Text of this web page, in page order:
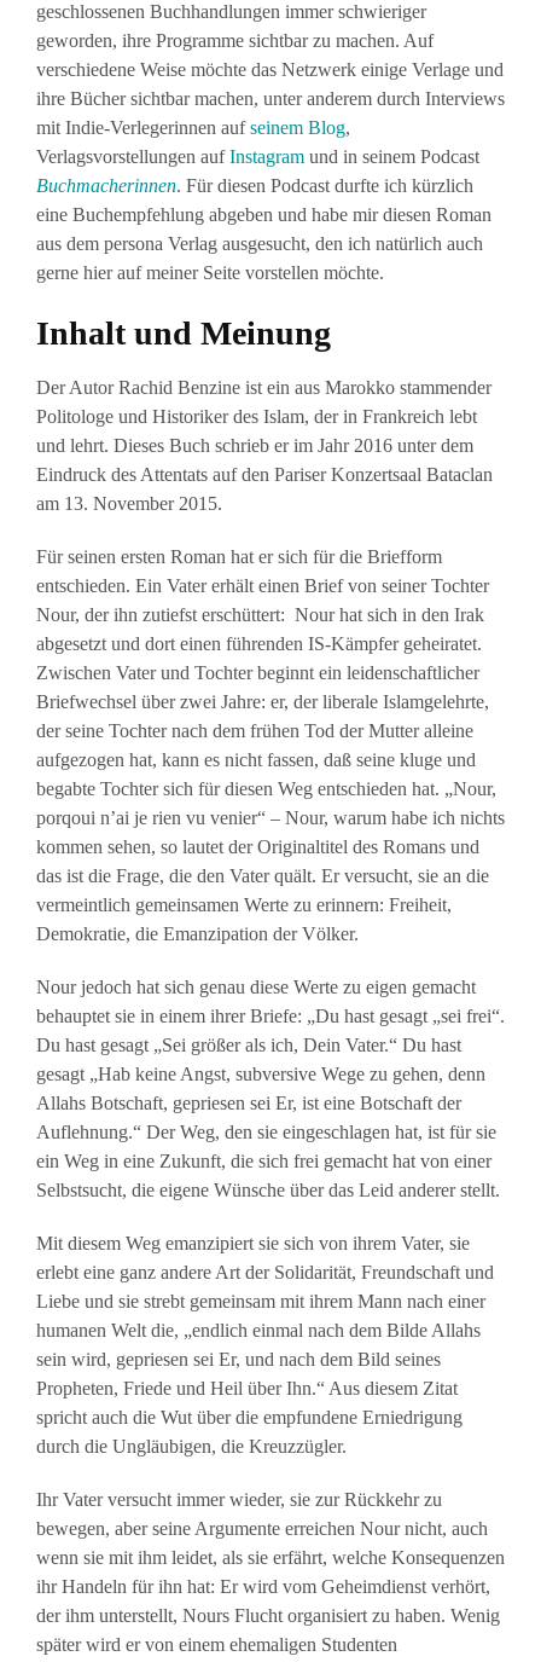
geschlossenen Buchhandlungen immer schwieriger
geworden, ihre Programme sichtbar zu machen. Auf
verschiedene Weise möchte das Netzwerk einige Verlage und
ihre Bücher sichtbar machen, unter anderem durch Interviews
mit Indie-Verlegerinnen aufseinem Blog,
Verlagsvorstellungen aufInstagram und in seinem Podcast
Buchmacherinnen. Für diesen Podcast durfte ich kürzlich
eine Buchempfehlung abgeben und habe mir diesen Roman
aus dem persona Verlag ausgesucht, den ich natürlich auch
gerne hier auf meiner Seite vorstellen möchte.
Inhalt und Meinung
Der Autor Rachid Benzine ist ein aus Marokko stammender
Politologe und Historiker des Islam, der in Frankreich lebt
und lehrt. Dieses Buch schrieb er im Jahr 2016 unter dem
Eindruck des Attentats auf den Pariser Konzertsaal Bataclan
am 13. November 2015.
Für seinen ersten Roman hat er sich für die Briefform
entschieden. Ein Vater erhält einen Brief von seiner Tochter
Nour, der ihn zutiefst erschüttert: Nour hat sich in den Irak
abgesetzt und dort einen führenden IS-Kämpfer geheiratet.
Zwischen Vater und Tochter beginnt ein leidenschaftlicher
Briefwechsel über zwei Jahre: er, der liberale Islamgelehrte,
der seine Tochter nach dem frühen Tod der Mutter alleine
aufgezogen hat, kann es nicht fassen, daß seine kluge und
begabte Tochter sich für diesen Weg entschieden hat. „Nour,
porqoui n’ai je rien vu venier“ – Nour, warum habe ich nichts
kommen sehen, so lautet der Originaltitel des Romans und
das ist die Frage, die den Vater quält. Er versucht, sie an die
vermeintlich gemeinsamen Werte zu erinnern: Freiheit,
Demokratie, die Emanzipation der Völker.
Nour jedoch hat sich genau diese Werte zu eigen gemacht
behauptet sie in einem ihrer Briefe: „Du hast gesagt „sei frei“.
Du hast gesagt „Sei größer als ich, Dein Vater.“ Du hast
gesagt „Hab keine Angst, subversive Wege zu gehen, denn
Allahs Botschaft, gepriesen sei Er, ist eine Botschaft der
Auflehnung.“ Der Weg, den sie eingeschlagen hat, ist für sie
ein Weg in eine Zukunft, die sich frei gemacht hat von einer
Selbstsucht, die eigene Wünsche über das Leid anderer stellt.
Mit diesem Weg emanzipiert sie sich von ihrem Vater, sie
erlebt eine ganz andere Art der Solidarität, Freundschaft und
Liebe und sie strebt gemeinsam mit ihrem Mann nach einer
humanen Welt die, „endlich einmal nach dem Bilde Allahs
sein wird, gepriesen sei Er, und nach dem Bild seines
Propheten, Friede und Heil über Ihn.“ Aus diesem Zitat
spricht auch die Wut über die empfundene Erniedrigung
durch die Ungläubigen, die Kreuzzügler.
Ihr Vater versucht immer wieder, sie zur Rückkehr zu
bewegen, aber seine Argumente erreichen Nour nicht, auch
wenn sie mit ihm leidet, als sie erfährt, welche Konsequenzen
ihr Handeln für ihn hat: Er wird vom Geheimdienst verhört,
der ihm unterstellt, Nours Flucht organisiert zu haben. Wenig
später wird er von einem ehemaligen Studenten